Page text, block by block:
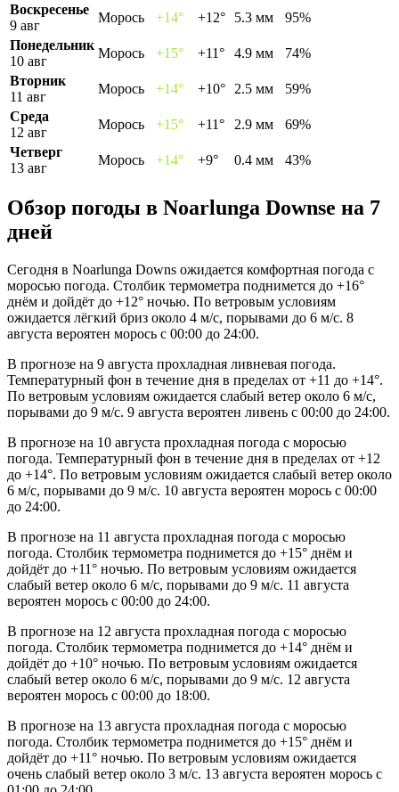
Воскресенье
9 авг
Морось +14° +12° 5.3 мм
95%
Понедельник
10 авг
Морось +15° +11° 4.9 мм
74%
Вторник
11 авг
Морось +14° +10° 2.5 мм
59%
Среда
12 авг
Морось +15° +11° 2.9 мм
69%
Четверг
13 авг
Морось +14° +9° 0.4 мм 43%
Обзор погоды в Noarlunga Downsе на 7
дней
Сегодня в Noarlunga Downs ожидается комфортная погода с
моросью погода. Столбик термометра поднимется до +16°
днём и дойдёт до +12° ночью. По ветровым условиям
ожидается лёгкий бриз около 4 м/с, порывами до 6 м/с. 8
августа вероятен морось с 00:00 до 24:00.
В прогнозе на 9 августа прохладная ливневая погода.
Температурный фон в течение дня в пределах от +11 до +14°.
По ветровым условиям ожидается слабый ветер около 6 м/с,
порывами до 9 м/с. 9 августа вероятен ливень с 00:00 до 24:00.
В прогнозе на 10 августа прохладная погода с моросью
погода. Температурный фон в течение дня в пределах от +12
до +14°. По ветровым условиям ожидается слабый ветер около
6 м/с, порывами до 9 м/с. 10 августа вероятен морось с 00:00
до 24:00.
В прогнозе на 11 августа прохладная погода с моросью
погода. Столбик термометра поднимется до +15° днём и
дойдёт до +11° ночью. По ветровым условиям ожидается
слабый ветер около 6 м/с, порывами до 9 м/с. 11 августа
вероятен морось с 00:00 до 24:00.
В прогнозе на 12 августа прохладная погода с моросью
погода. Столбик термометра поднимется до +14° днём и
дойдёт до +10° ночью. По ветровым условиям ожидается
слабый ветер около 6 м/с, порывами до 9 м/с. 12 августа
вероятен морось с 00:00 до 18:00.
В прогнозе на 13 августа прохладная погода с моросью
погода. Столбик термометра поднимется до +15° днём и
дойдёт до +11° ночью. По ветровым условиям ожидается
очень слабый ветер около 3 м/с. 13 августа вероятен морось с